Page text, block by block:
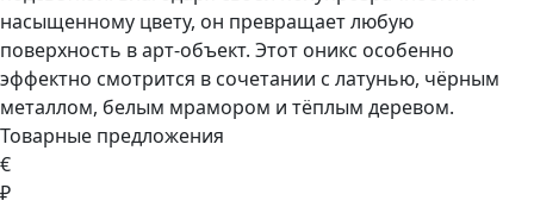
насыщенному цвету, он превращает любую
поверхность в арт-объект. Этот оникс особенно
эффектно смотрится в сочетании с латунью, чёрным
металлом, белым мрамором и тёплым деревом.
Товарные предложения
€
₽